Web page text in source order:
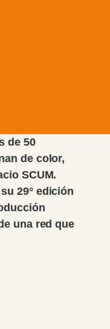
de 50
de color,
SCUM.
29° edición
una red que